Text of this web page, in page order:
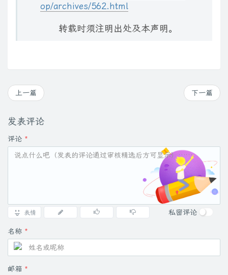
op/archives/562.html
转载时须注明出处及本声明。
下一篇
上一篇
发表评论
评论 *
表情 私密评论
名称 *
邮箱 *